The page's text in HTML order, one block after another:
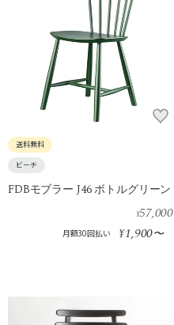
送料無料
ビーチ
FDBモブラー J46 ボトルグリーン
¥57,000
月額30回払い ¥1,900〜